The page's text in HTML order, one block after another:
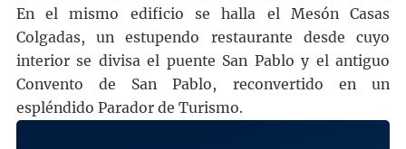
En el mismo edificio se halla el Mesón Casas
Colgadas, un estupendo restaurante desde cuyo
interior se divisa el puente San Pablo y el antiguo
Convento de San Pablo, reconvertido en un
espléndido Parador de Turismo.